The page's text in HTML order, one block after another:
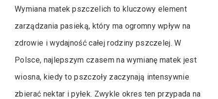
Wymiana matek pszczelich to kluczowy element
zarządzania pasieką, który ma ogromny wpływ na
zdrowie i wydajność całej rodziny pszczelej. W
Polsce, najlepszym czasem na wymianę matek jest
wiosna, kiedy to pszczoły zaczynają intensywnie
zbierać nektar i pyłek. Zwykle okres ten przypada na